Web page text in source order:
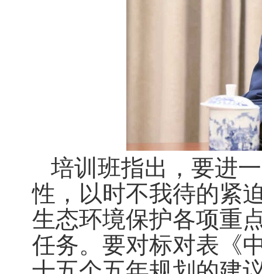
培训班指出，要进
性，以时不我待的紧
生态环境保护各项重
任务。要对标对表《